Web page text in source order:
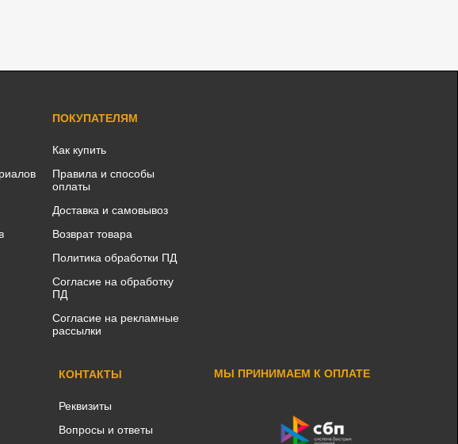
ПОКУПАТЕЛЯМ
Как купить
Правила и способы
оплаты
Доставка и самовывоз
Возврат товара
Политика обработки ПД
Согласие на обработку
ПД
Согласие на рекламные
рассылки
КОНТАКТЫ
Реквизиты
Вопросы и ответы
МЫ ПРИНИМАЕМ К ОПЛАТЕ